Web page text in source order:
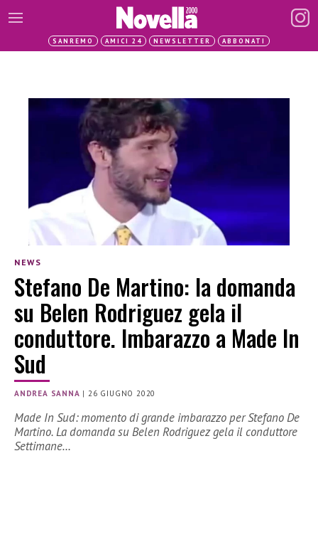
SANREMO AMICI 24 NEWSLETTER ABBONATI
NEWS
Stefano De Martino: la domanda
su Belen Rodriguez gela il
conduttore. Imbarazzo a Made In
Sud
ANDREA SANNA |26 GIUGNO 2020
Made In Sud: momento di grande imbarazzo per Stefano De
Martino. La domanda su Belen Rodriguez gela il conduttore
Settimane…